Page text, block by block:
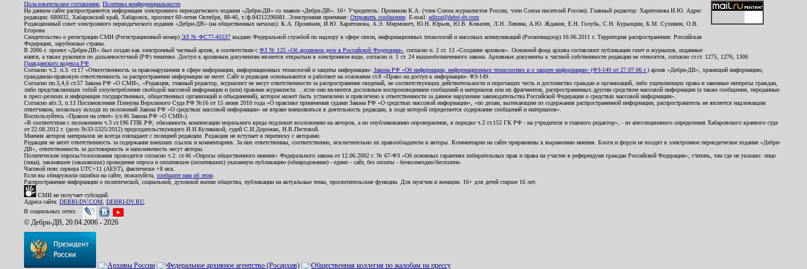
Пользовательское соглашение Политика конфиденциальности
На данном сайте распространяется информация электронного периодического издания «Дебри-ДВ» со знаком «Дебри-ДВ». 16+ Учредитель: Пронякин К.А. (член Союза журналистов России, член Союза писателей России). Главный редактор: Харитонова И.Ю. Адрес
редакции: 680032, Хабаровский край, Хабаровск, проспект 60-летия Октября, 88-46, т./ф.84212296081. Электронная приемная: Отправить сообщение . E-mail: editor@debri-dv.com
Редакционный совет электронного периодического издания «Дебри-ДВ» (на общественных началах): К.А. Пронякин, И.Ю. Харитонова, А.Э. Мирмович, Ю.Н. Юрьев, Ю.В. Ковалев, Л.Н. Левина, А.Ю. Жданов, Е.Н. Голубь, С.Н. Бурындин, Б.М. Сухинин, О.В.
Егорова
Свидетельство о регистрации СМИ (Регистрационный номер) ЭЛ № ФС77-45537 выдано Федеральной службой по надзору в сфере связи, информационных технологий и массовых коммуникаций (Роскомнадзор) 16.06.2011 г. Территория распространения: Российская
Федерация, зарубежные страны.
В 2006 г. проект «Дебри-ДВ» был создан как электронный частный архив, в соответствии с ФЗ № 125 «Об архивном деле в Российской Федерации» , согласно п. 2 ст. 13 «Создание архивов». Основной фонд архива составляют публикации газет и журналов, изданные
книги, а также рукописи по дальневосточной (РФ) тематике. Доступ к архивным документам является открытым в электронном виде, согласно п. 1 ст. 24 вышеобозначенного закона. Архивные документы к частной собственности редакции не относятся, согласно ст.ст. 1275, 1276, 1306
Гражданского кодекса РФ
Согласно ч.2. п.3. ст.17 «Ответственность за правонарушения в сфере информации, информационных технологий и защиты информации» Закона РФ «Об информации, информационных технологиях и о защите информации» (ФЗ-149 от 27.07.06 г.) архив «Дебри-ДВ», хранящий информацию,
гражданско-правовую ответственность за распространение информации не несет. Сайт и редакция основываются и работают на основании ст.8 «Право на доступ к информации» ФЗ-149.
Согласно пп.3,4,6 ст.57 Закона РФ «О СМИ», «Редакция, главный редактор, журналист не несут ответственности за распространение сведений, не соответствующих действительности и порочащих честь и достоинство граждан и организаций, либо ущемляющих права и законные интересы граждан,
либо представляющих собой злоупотребление свободой массовой информации и (или) правами журналиста: ...если они являются дословным воспроизведением сообщений и материалов или их фрагментов, распространенных другим средством массовой информации (а также сообщения, переданные
в пресс-релизах и информация государственных, общественных организаций и объединений), которое может быть установлено и привлечено к ответственности за данное нарушение законодательства Российской Федерации о средствах массовой информации».
Согласно абз.3, п.13 Постановления Пленума Верховного Суда РФ №16 от 15 июня 2010 года «О практике применения судами Закона РФ «О средствах массовой информации», «по делам, вытекающим из содержания распространенной информации, распространитель не является надлежащим
ответчиком, поскольку исходя из положений Закона РФ «О средствах массовой информации» не вправе вмешиваться в деятельность редакции, в ходе которой определяется содержание сообщений и материалов».
Воспользуйтесь «Правом на ответ» (ст.46 Закона РФ «О СМИ»).
«В соответствии с положением ч.3 ст.196 ГПК РФ, обязанность компенсации морального вреда подлежит возложению на авторов, а по опубликованию опровержения, в порядке ч.2 ст.152 ГК РФ - на учредителя и главного редактор», - из апелляционного определения Хабаровского краевого суда
от 22.08.2012 г. (дело №33-5325/2012) председательствующего И.И.Куликовой, судей С.И.Дорожко, Н.В.Пестовой.
Мнения авторов материалов не всегда совпадают с позицией редакции. Редакция не вступает в переписку с авторами.
Редакция не несет ответственность за содержание внешних ссылок и комментариев. За них ответственны, соответственно, исключительно их правообладатели и авторы. Комментарии на сайте приравнены к выражению мнения. Блоги и форум не входят в электронное периодическое издание «Дебри-
ДВ», ответственность за достоверность и наполняемость несут авторы.
Политические опросы/голосования проводятся согласно ч.2. ст.46 «Опросы общественного мнения» Федерального закона от 12.06.2002 г. № 67-ФЗ «Об основных гарантиях избирательных прав и права на участие в референдуме граждан Российской Федерации»; считать, там где не указано: лицо
(лица), заказавшее (заказавших) проведение опроса и оплатившее (оплативших) указанную публикацию (обнародование) - едино - сайт, без оплаты - безвозмездно/бесплатно.
Часовой пояс сервера UTC+11 (AEST), фактически +8 мск.
Если вы обнаружили ошибки на сайте, пожалуйста, сообщите нам об этом
Распространение информации о политической, социальной, духовной жизни общества, публикации на актуальные темы, просветительские функции. Для мужчин и женщин. 16+ для детей старше 16 лет.
СМИ не получает субсидий.
Адреса сайта: DEBRI-DV.COM DEBRI-DV.RU
В социальных сетях:
© Дебри-ДВ, 20.04.2006 - 2026